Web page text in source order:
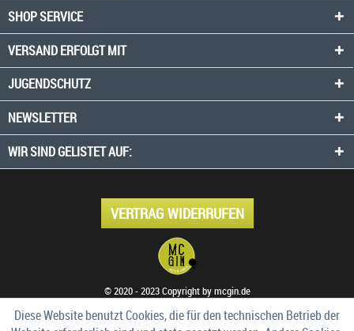
SHOP SERVICE
VERSAND ERFOLGT MIT
JUGENDSCHUTZ
NEWSLETTER
WIR SIND GELISTET AUF:
VERTRAG WIDERRUFEN
© 2020 - 2023 Copyright by mcgin.de
Diese Website benutzt Cookies, die für den technischen Betrieb der